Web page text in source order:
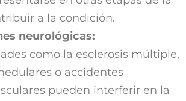
a la condición.
neurológicas:
como la esclerosis múltiple,
o accidentes
pueden interferir en la